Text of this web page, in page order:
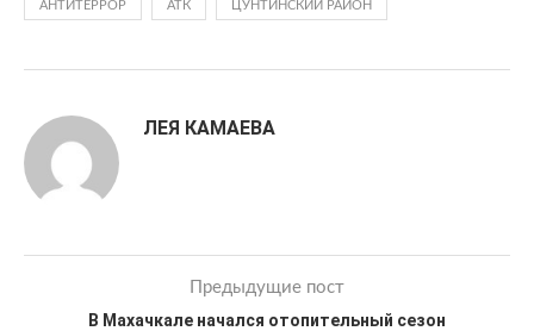
АНТИТЕРРОР АТК ЦУНТИНСКИЙ РАЙОН
ЛЕЯ КАМАЕВА
Предыдущие пост
В Махачкале начался отопительный сезон